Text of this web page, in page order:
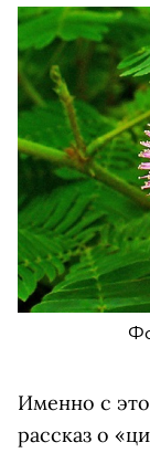
Именно с
рассказ о